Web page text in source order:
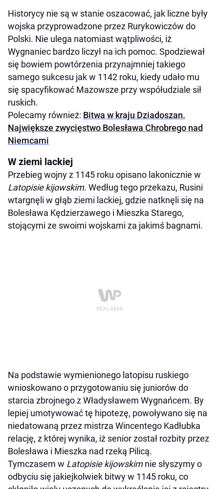
Historycy nie są w stanie oszacować, jak liczne były
wojska przyprowadzone przez Rurykowiczów do
Polski. Nie ulega natomiast wątpliwości, iż
Wygnaniec bardzo liczył na ich pomoc. Spodziewał
się bowiem powtórzenia przynajmniej takiego
samego sukcesu jak w 1142 roku, kiedy udało mu
się spacyfikować Mazowsze przy współudziale sił
ruskich.
Polecamy również: Bitwa w kraju Dziadoszan.
Największe zwycięstwo Bolesława Chrobrego nad
Niemcami
W ziemi lackiej
Przebieg wojny z 1145 roku opisano lakonicznie w
Latopisie kijowskim. Według tego przekazu, Rusini
wtargnęli w głąb ziemi lackiej, gdzie natknęli się na
Bolesława Kędzierzawego i Mieszka Starego,
stojącymi ze swoimi wojskami za jakimś bagnami.
Na podstawie wymienionego latopisu ruskiego
wnioskowano o przygotowaniu się juniorów do
starcia zbrojnego z Władysławem Wygnańcem. By
lepiej umotywować tę hipotezę, powoływano się na
niedatowaną przez mistrza Wincentego Kadłubka
relację, z której wynika, iż senior został rozbity przez
Bolesława i Mieszka nad rzeką Pilicą.
Tymczasem w Latopisie kijowskimnie słyszymy o
odbyciu się jakiejkolwiek bitwy w 1145 roku, co